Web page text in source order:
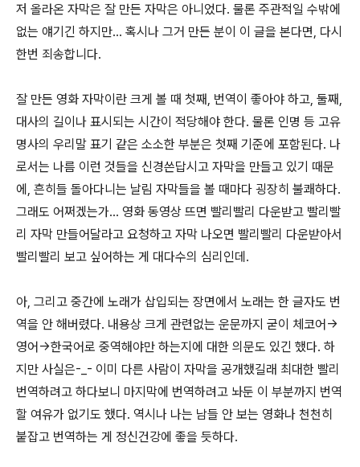
저 올라온 자막은 잘 만든 자막은 아니었다. 물론 주관적일 수밖에
없는 얘기긴 하지만... 혹시나 그거 만든 분이 이 글을 본다면, 다시
한번 죄송합니다.
잘 만든 영화 자막이란 크게 볼 때 첫째, 번역이 좋아야 하고, 둘째,
대사의 길이나 표시되는 시간이 적당해야 한다. 물론 인명 등 고유
명사의 우리말 표기 같은 소소한 부분은 첫째 기준에 포함된다. 나
로서는 나름 이런 것들을 신경쓴답시고 자막을 만들고 있기 때문
에, 흔히들 돌아다니는 날림 자막들을 볼 때마다 굉장히 불쾌하다.
그래도 어쩌겠는가... 영화 동영상 뜨면 빨리빨리 다운받고 빨리빨
리 자막 만들어달라고 요청하고 자막 나오면 빨리빨리 다운받아서
빨리빨리 보고 싶어하는 게 대다수의 심리인데.
아, 그리고 중간에 노래가 삽입되는 장면에서 노래는 한 글자도 번
역을 안 해버렸다. 내용상 크게 관련없는 운문까지 굳이 체코어→
영어→한국어로 중역해야만 하는지에 대한 의문도 있긴 했다. 하
지만 사실은-_- 이미 다른 사람이 자막을 공개했길래 최대한 빨리
번역하려고 하다보니 마지막에 번역하려고 놔둔 이 부분까지 번역
할 여유가 없기도 했다. 역시나 나는 남들 안 보는 영화나 천천히
붙잡고 번역하는 게 정신건강에 좋을 듯하다.